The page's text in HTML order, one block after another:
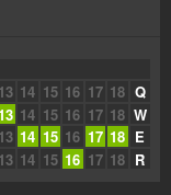
13 14 15 16 17 18 Q
14 15 16 17 18 W
13 14 15 16 17 18 E
13 14 15 16 17 18 R